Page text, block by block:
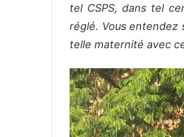
tel CSPS, dans tel
réglé. Vous entendez
telle maternité avec